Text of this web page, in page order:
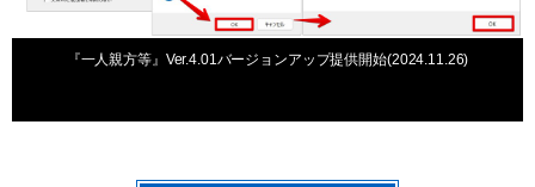
『一人親方等』Ver.4.01バージョンアップ提供開始(2024.11.26)